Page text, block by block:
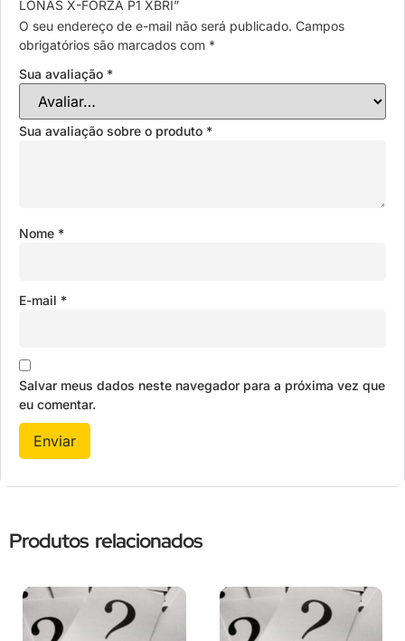
LONAS X-FORZA P1 XBRI”
O seu endereço de e-mail não será publicado. Campos
obrigatórios são marcados com *
Sua avaliação *
Sua avaliação sobre o produto *
Nome *
E-mail *
Salvar meus dados neste navegador para a próxima vez que
eu comentar.
Produtos relacionados